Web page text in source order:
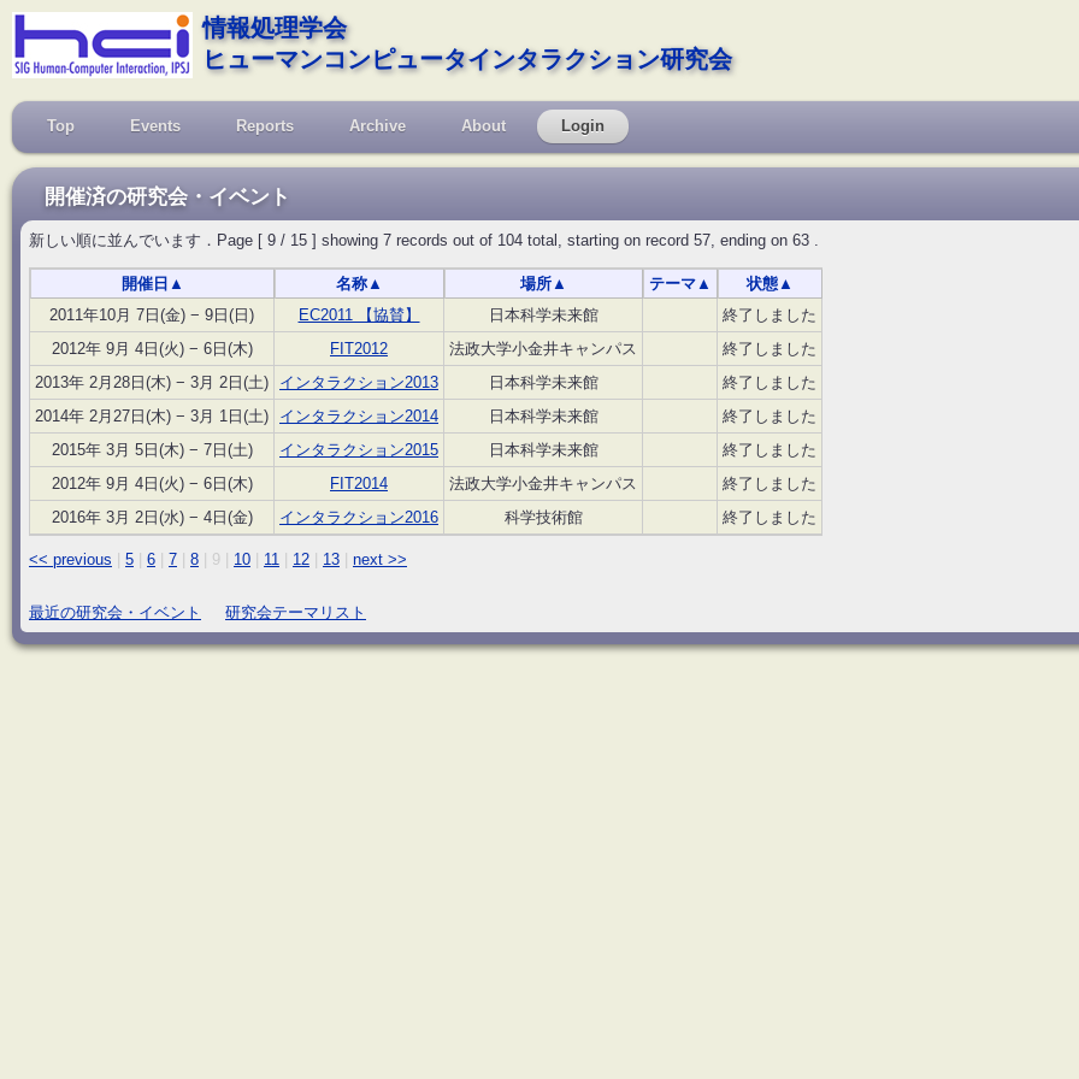
情報処理学会
ヒューマンコンピュータインタラクション研究会
Top Events Reports Archive About Login
開催済の研究会・イベント
新しい順に並んでいます．Page [ 9 / 15 ] showing 7 records out of 104 total, starting on record 57, ending on 63 .
開催日 ▲ 名称 ▲ 場所 ▲ テーマ ▲ 状態 ▲
2011年10月 7日(金) − 9日(日)
EC2011 【協賛】 日本科学未来館
終了しました
2012年 9月 4日(火) − 6日(木)
FIT2012 法政大学小金井キャンパス
終了しました
2013年 2月28日(木) − 3月 2日(土)
インタラクション2013 日本科学未来館
終了しました
2014年 2月27日(木) − 3月 1日(土)
インタラクション2014 日本科学未来館
終了しました
2015年 3月 5日(木) − 7日(土)
インタラクション2015 日本科学未来館
終了しました
2012年 9月 4日(火) − 6日(木)
FIT2014 法政大学小金井キャンパス
終了しました
2016年 3月 2日(水) − 4日(金)
インタラクション2016 科学技術館 終了しました
<< previous 5 6 7 8 9 10 11 12 13 next >>
最近の研究会・イベント 研究会テーマリスト